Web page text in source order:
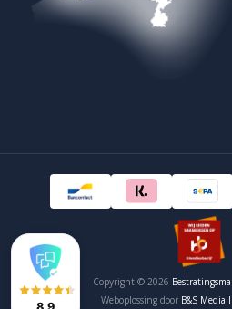
Copyright © 2026
Weboplossing door B&S